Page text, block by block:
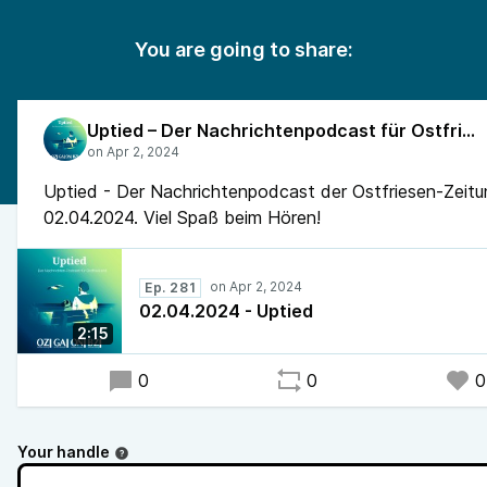
You are going to share:
Uptied – Der Nachrichtenpodcast für Ostfriesland
Uptied - Der Nachrichtenpodcast der Ostfriesen-
02.04.2024. Viel Spaß beim Hören!
2:15
Ep. 281
02.04.2024 - Uptied
0 0 0
Your handle